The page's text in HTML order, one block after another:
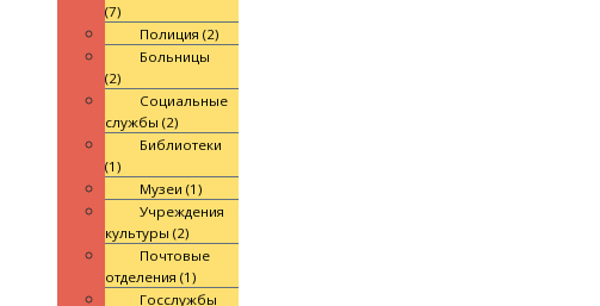
(7)
Полиция (2)
Больницы
(2)
Социальные
службы (2)
Библиотеки
(1)
Музеи (1)
Учреждения
культуры (2)
Почтовые
отделения (1)
Госслужбы